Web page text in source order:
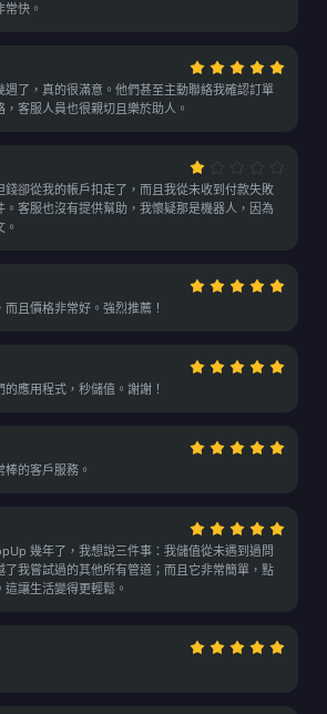
快。
週了，真的很滿意。他們甚至主動聯絡我確認訂單
客服人員也很親切且樂於助人。
錢卻從我的帳戶扣走了，而且我從未收到付款失敗
。客服也沒有提供幫助，我懷疑那是機器人，因為
且價格非常好。強烈推薦！
應用程式，秒儲值。謝謝！
的客戶服務。
幾年了，我想說三件事：我儲值從未遇到過問
了我嘗試過的其他所有管道；而且它非常簡單，點
讓生活變得更輕鬆。